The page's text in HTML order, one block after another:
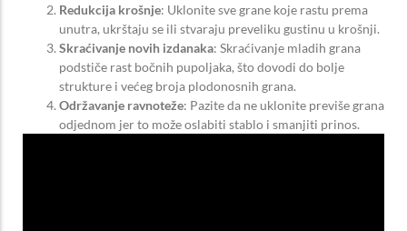
Redukcija krošnje: Uklonite sve grane koje rastu prema
unutra, ukrštaju se ili stvaraju preveliku gustinu u krošnji.
Skraćivanje novih izdanaka: Skraćivanje mladih grana
podstiče rast bočnih pupoljaka, što dovodi do bolje
strukture i većeg broja plodonosnih grana.
Održavanje ravnoteže: Pazite da ne uklonite previše grana
odjednom jer to može oslabiti stablo i smanjiti prinos.